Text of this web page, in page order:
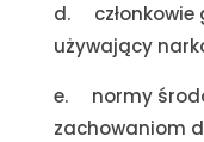
d. członkowie
używający
e. normy
zachowaniom